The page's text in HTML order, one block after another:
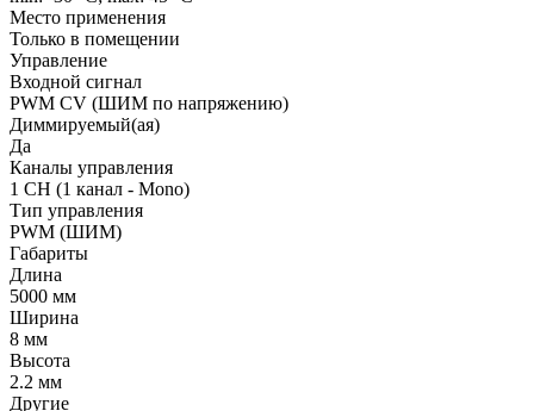
Место применения
Только в помещении
Управление
Входной сигнал
PWM СV (ШИМ по напряжению)
Диммируемый(ая)
Да
Каналы управления
1 CH (1 канал - Mono)
Тип управления
PWM (ШИМ)
Габариты
Длина
5000 мм
Ширина
8 мм
Высота
2.2 мм
Другие